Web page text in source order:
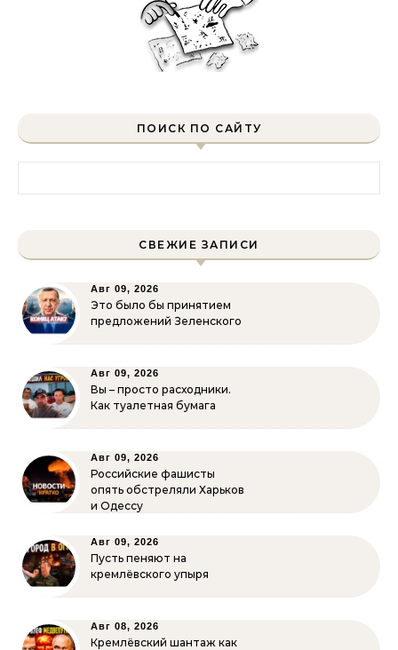
ПОИСК ПО САЙТУ
СВЕЖИЕ ЗАПИСИ
Авг 09, 2026
Это было бы принятием
предложений Зеленского
Авг 09, 2026
Вы – просто расходники.
Как туалетная бумага
Авг 09, 2026
Российские фашисты
опять обстреляли Харьков
и Одессу
Авг 09, 2026
Пусть пеняют на
кремлёвского упыря
Авг 08, 2026
Кремлёвский шантаж как